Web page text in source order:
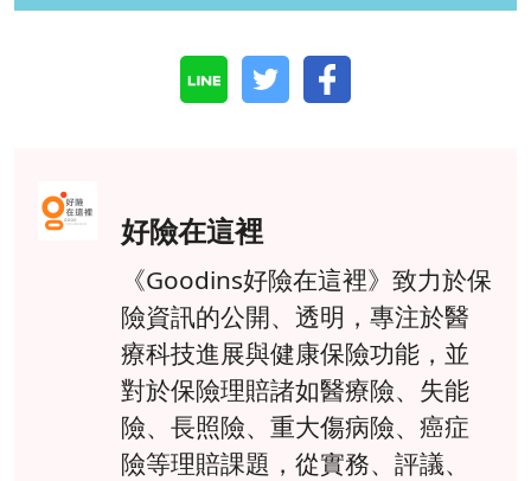
好險在這裡
《Goodins好險在這裡》致力於保
險資訊的公開、透明，專注於醫
療科技進展與健康保險功能，並
對於保險理賠諸如醫療險、失能
險、長照險、重大傷病險、癌症
險等理賠課題，從實務、評議、